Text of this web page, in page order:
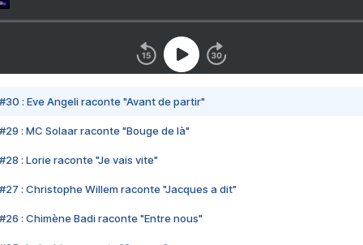
#30 : Eve Angeli raconte "Avant de partir"
#29 : MC Solaar raconte "Bouge de là"
#28 : Lorie raconte "Je vais vite"
#27 : Christophe Willem raconte "Jacques a dit"
#26 : Chimène Badi raconte "Entre nous"